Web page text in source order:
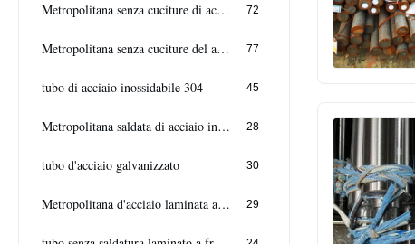
Metropolitana senza cuciture di acciaio inossidabile 72
Metropolitana senza cuciture del acciaio al carbonio 77
tubo di acciaio inossidabile 304 45
Metropolitana saldata di acciaio inossidabile 28
tubo d'acciaio galvanizzato 30
Metropolitana d'acciaio laminata a caldo 29